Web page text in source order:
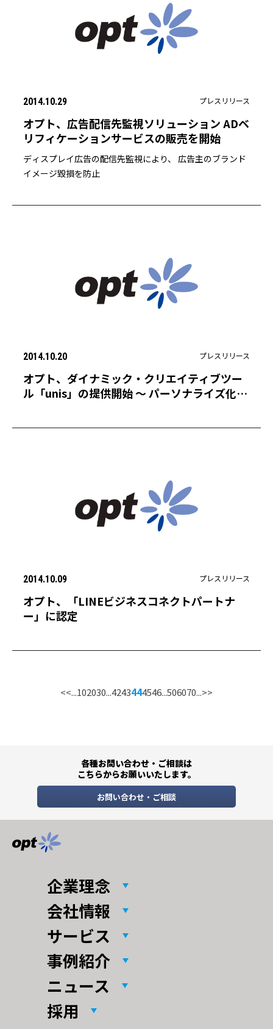
2014.10.29 プレスリリース
オプト、広告配信先監視ソリューション ADベ
リフィケーションサービスの販売を開始
ディスプレイ広告の配信先監視により、 広告主のブランド
イメージ毀損を防止
2014.10.20 プレスリリース
オプト、ダイナミック・クリエイティブツー
ル「unis」の提供開始 〜 パーソナライズ化さ
2014.10.09 プレスリリース
オプト、「LINEビジネスコネクトパートナ
ー」に認定
<<...102030...4243444546...506070...>>
各種お問い合わせ・ご相談は
こちらからお願いいたします。
お問い合わせ・ご相談
企業理念
会社情報
サービス
事例紹介
ニュース
採用